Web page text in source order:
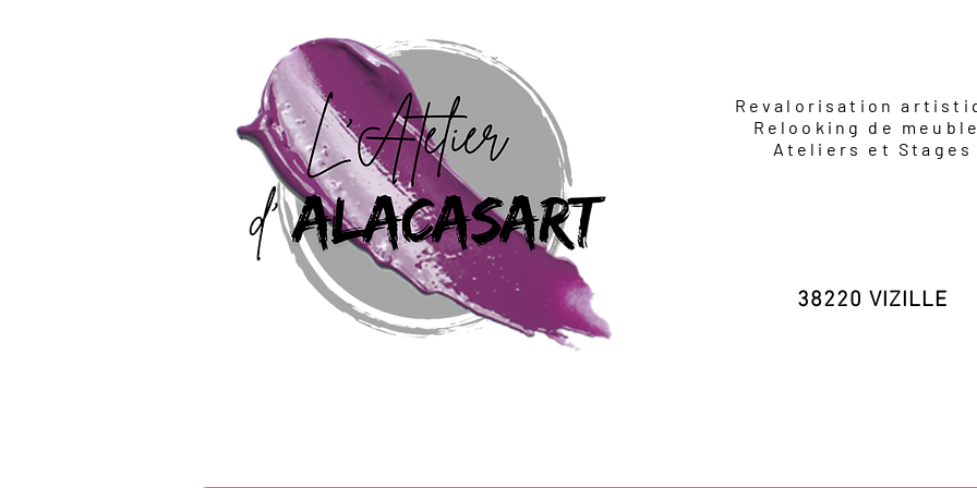
Revalorisation
Relooking de
Ateliers et Stages
38220 VIZILLE